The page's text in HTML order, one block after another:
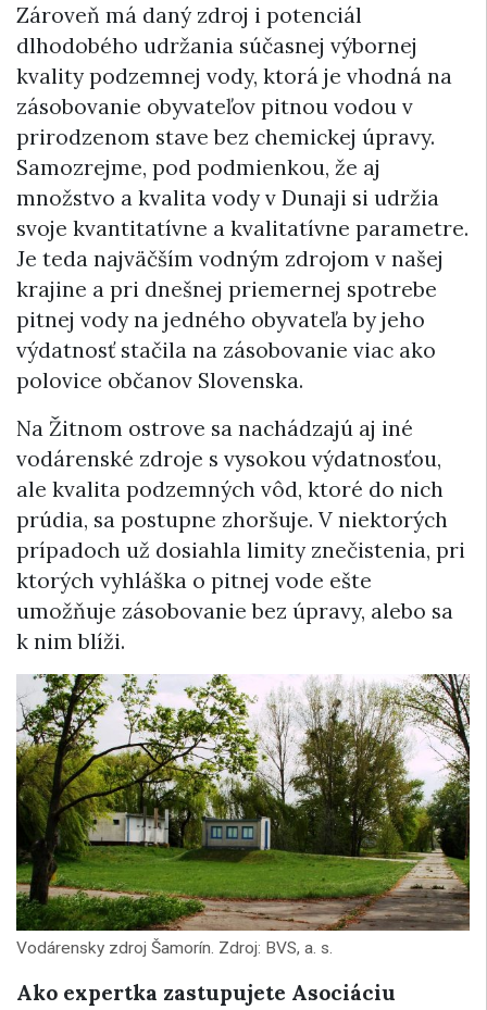
Zároveň má daný zdroj i potenciál
dlhodobého udržania súčasnej výbornej
kvality podzemnej vody, ktorá je vhodná na
zásobovanie obyvateľov pitnou vodou v
prirodzenom stave bez chemickej úpravy.
Samozrejme, pod podmienkou, že aj
množstvo a kvalita vody v Dunaji si udržia
svoje kvantitatívne a kvalitatívne parametre.
Je teda najväčším vodným zdrojom v našej
krajine a pri dnešnej priemernej spotrebe
pitnej vody na jedného obyvateľa by jeho
výdatnosť stačila na zásobovanie viac ako
polovice občanov Slovenska.
Na Žitnom ostrove sa nachádzajú aj iné
vodárenské zdroje s vysokou výdatnosťou,
ale kvalita podzemných vôd, ktoré do nich
prúdia, sa postupne zhoršuje. V niektorých
prípadoch už dosiahla limity znečistenia, pri
ktorých vyhláška o pitnej vode ešte
umožňuje zásobovanie bez úpravy, alebo sa
k nim blíži.
Vodárensky zdroj Šamorín. Zdroj: BVS, a. s.
Ako expertka zastupujete Asociáciu